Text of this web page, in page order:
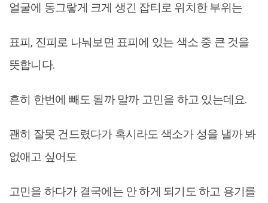
얼굴에 동그랗게 크게 생긴 잡티로 위치한 부위는
표피, 진피로 나눠보면 표피에 있는 색소 중 큰 것을
뜻합니다.
흔히 한번에 빼도 될까 말까 고민을 하고 있는데요.
괜히 잘못 건드렸다가 혹시라도 색소가 성을 낼까 봐
없애고 싶어도
고민을 하다가 결국에는 안 하게 되기도 하고 용기를